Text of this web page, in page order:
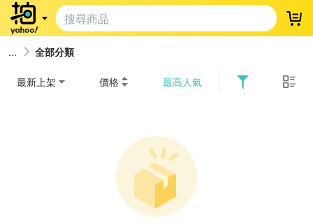
登
全部分類
最新上架 價格 最高人氣